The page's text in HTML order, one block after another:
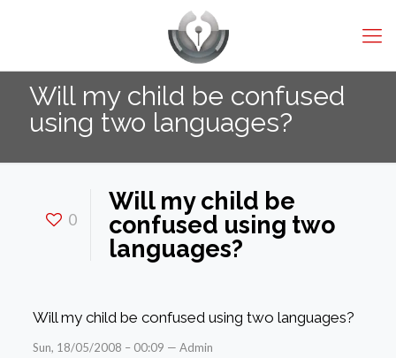
Will my child be confused
using two languages?
0
Will my child be
confused using two
languages?
Will my child be confused using two languages?
Sun, 18/05/2008 – 00:09 — Admin